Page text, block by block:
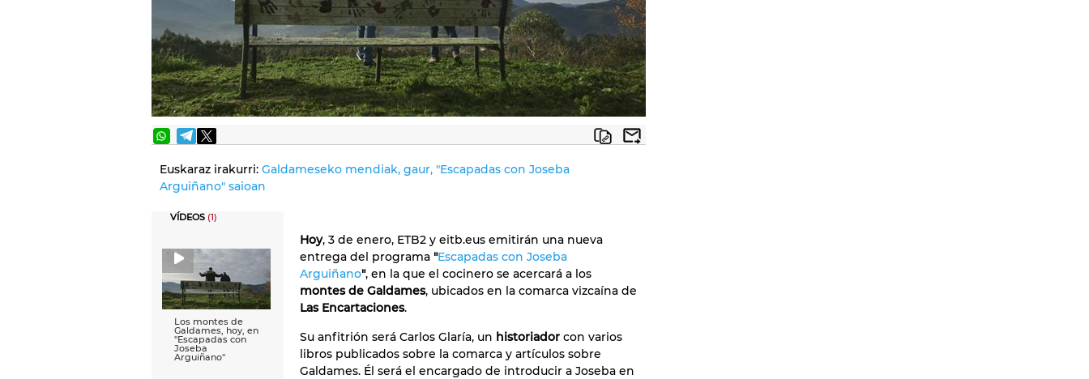
Euskaraz irakurri: Galdameseko mendiak, gaur, "Escapadas con Joseba
Arguiñano" saioan
VÍDEOS (1)
Los montes de
Galdames, hoy, en
''Escapadas con
Joseba
Arguiñano''
Hoy, 3 de enero, ETB2 y eitb.eus emitirán una nueva
entrega del programa "Escapadas con Joseba
Arguiñano", en la que el cocinero se acercará a los
montes de Galdames, ubicados en la comarca vizcaína de
Las Encartaciones.
Su anfitrión será Carlos Glaría, un historiador con varios
libros publicados sobre la comarca y artículos sobre
Galdames. Él será el encargado de introducir a Joseba en